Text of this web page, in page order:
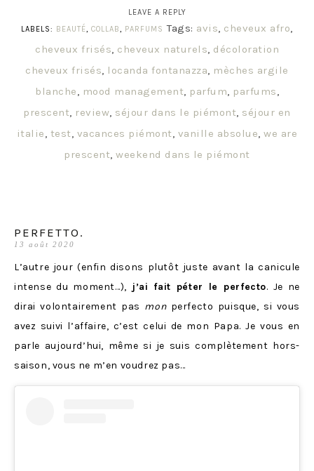
LEAVE A REPLY
LABELS: BEAUTÉ,COLLAB, PARFUMS Tags: avis, cheveux afro,
cheveux frisés, cheveux naturels, décoloration
cheveux frisés, locanda fontanazza, mèches argile
blanche, mood management, parfum, parfums,
prescent, review, séjour dans le piémont, séjour en
italie, test, vacances piémont, vanille absolue,we are
prescent,weekend dans le piémont
PERFETTO.
13 août 2020
L’autre jour (enfin disons plutôt juste avant la canicule
intense du moment…), j’ai fait péter le perfecto. Je ne
dirai volontairement pas monperfecto puisque, si vous
avez suivi l’affaire, c’est celui de mon Papa. Je vous en
parle aujourd’hui, même si je suis complètement hors-
saison, vous ne m’en voudrez pas…